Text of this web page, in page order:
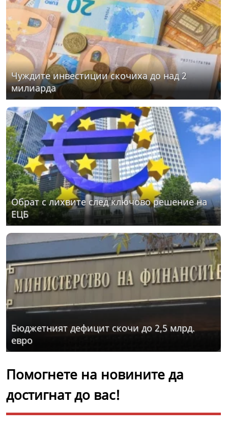
Чуждите инвестиции скочиха до над 2
милиарда
Обрат с лихвите след ключово решение на
ЕЦБ
Бюджетният дефицит скочи до 2,5 млрд.
евро
Помогнете на новините да
достигнат до вас!